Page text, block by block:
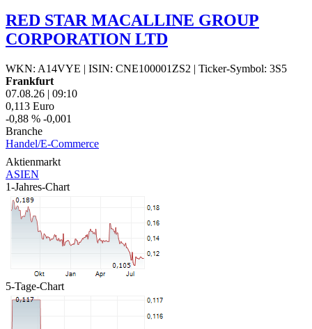
RED STAR MACALLINE GROUP
CORPORATION LTD
WKN: A14VYE | ISIN: CNE100001ZS2 | Ticker-Symbol: 3S5
Frankfurt
07.08.26 | 09:10
0,113 Euro
-0,88 % -0,001
Branche
Handel/E-Commerce
Aktienmarkt
ASIEN
1-Jahres-Chart
5-Tage-Chart